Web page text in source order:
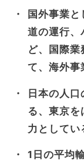
国外事業
道の運行、
ど、国際業
て、海外事
日本の人
る、東京を
力としてい
1日の平均